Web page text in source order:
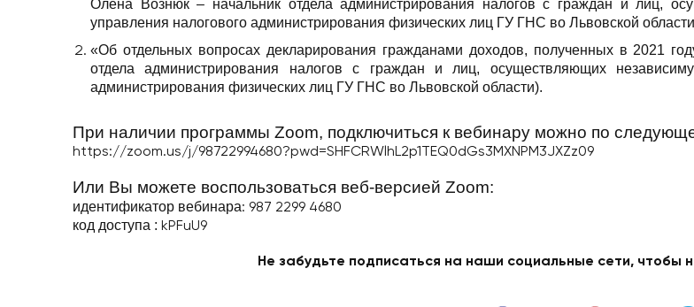
Олена Вознюк – начальник отдела администрирования налогов с граждан и лиц,
управления налогового администрирования физических лиц ГУ ГНС во Львовской
«Об отдельных вопросах декларирования гражданами доходов, полученных в 2021
отдела администрирования налогов с граждан и лиц, осуществляющих
администрирования физических лиц ГУ ГНС во Львовской области).
При наличии программы Zoom, подключиться к вебинару можно по
https://zoom.us/j/98722994680?pwd=SHFCRWlhL2p1TEQ0dGs3MXNPM3JXZz09
Или Вы можете воспользоваться веб-версией Zoom:
идентификатор вебинара: 987 2299 4680
код доступа : kPFuU9
Не забудьте подписаться на наши социальные сети, чтобы